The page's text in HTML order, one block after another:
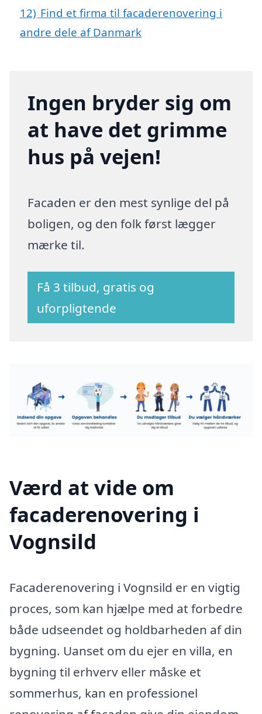
12) Find et firma til facaderenovering i
andre dele af Danmark
Ingen bryder sig om
at have det grimme
hus på vejen!
Facaden er den mest synlige del på
boligen, og den folk først lægger
mærke til.
Få 3 tilbud, gratis og
uforpligtende
Værd at vide om
facaderenovering i
Vognsild
Facaderenovering i Vognsild er en vigtig
proces, som kan hjælpe med at forbedre
både udseendet og holdbarheden af din
bygning. Uanset om du ejer en villa, en
bygning til erhverv eller måske et
sommerhus, kan en professionel